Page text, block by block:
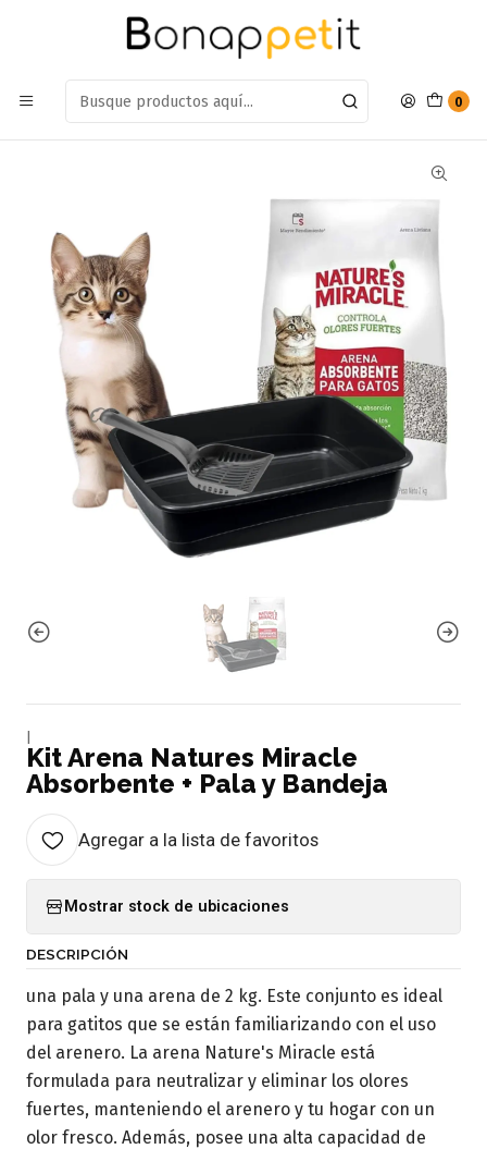
0
Estamos en: Antumalal 612, Quilicura Míranos en Maps
Kit Arena Natures Miracle Absorbente + Pala y Bandeja
Kit Arena Natures Miracle
Absorbente + Pala y Bandeja
Agregar a la lista de favoritos
Mostrar stock de ubicaciones
DESCRIPCIÓN
una pala y una arena de 2 kg. Este conjunto es ideal
para gatitos que se están familiarizando con el uso
del arenero. La arena Nature's Miracle está
formulada para neutralizar y eliminar los olores
fuertes, manteniendo el arenero y tu hogar con un
olor fresco. Además, posee una alta capacidad de